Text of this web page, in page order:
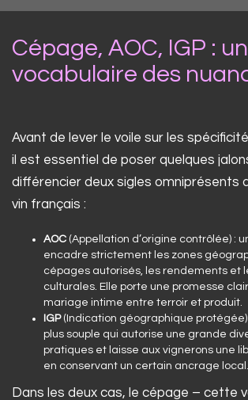
Cépage, AOC, IGP : un
vocabulaire des
Avant de lever le voile sur les
il est essentiel de poser quelques
différencier deux sigles omniprésents
vin français :
AOC (Appellation d’origine contrôlée) :
encadre strictement les zones
cépages autorisés, les rendements et
culturales. Elle porte une promesse
mariage intime entre terroir et produit.
IGP(Indication géographique
plus souple qui autorise une grande
pratiques et laisse aux vignerons une
en conservant un certain ancrage local.
Dans les deux cas, le cépage – cette